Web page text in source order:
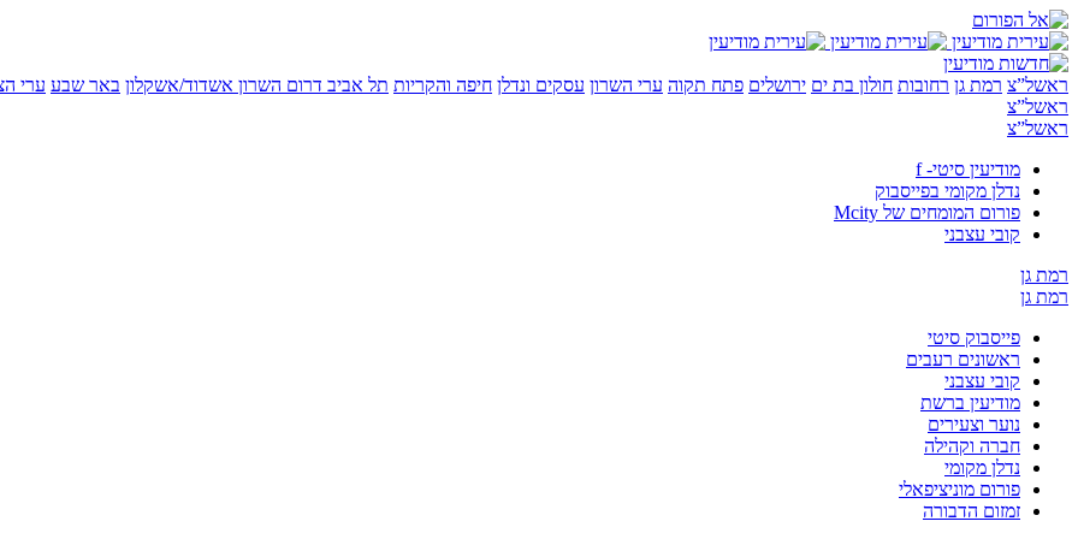
ראשל”צ רמת גן רחובות חולון בת ים ירושלים פתח תקוה ערי השרון עסקים ונדלן חיפה והקריות תל אביב דרום השרון אשדוד/אשקלון באר שבע ערי
ראשל”צ
ראשל”צ
מודיעין סיטי- f
נדלן מקומי בפייסבוק
פורום המומחים של Mcity
קובי עצבני
רמת גן
רמת גן
פייסבוק סיטי
ראשונים רעבים
קובי עצבני
מודיעין ברשת
נוער וצעירים
חברה וקהילה
נדלן מקומי
פורום מוניציפאלי
זמזום הדבורה